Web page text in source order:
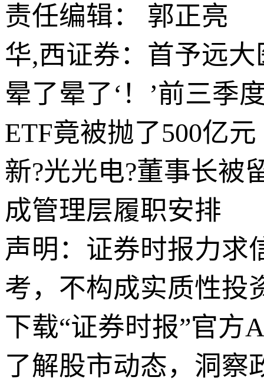
责任编辑： 郭正亮
华,西证券：首予远
晕了晕了‘！’前三季
ETF竟被抛了500亿元
新?光光电?董事长被
成管理层履职安排
声明：证券时报力求
考，不构成实质性投
下载“证券时报”官方
了解股市动态，洞察